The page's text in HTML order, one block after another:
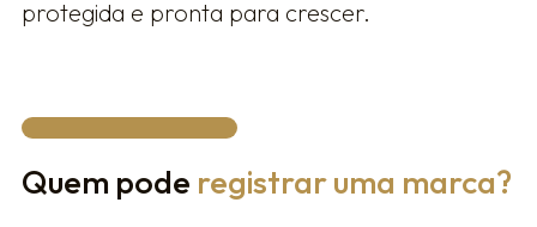
protegida e pronta para crescer.
Quem pode registrar uma marca?